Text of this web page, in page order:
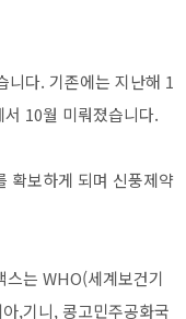
니다. 기존에는 지난해 1
10월 미뤄졌습니다.
확보하게 되며 신풍제약
스는 WHO(세계보건기
,기니, 콩고민주공화국